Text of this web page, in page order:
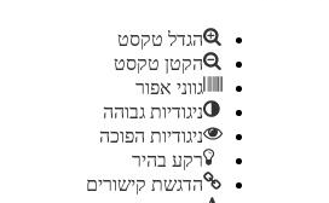
הגדל טקסט
הקטן טקסט
גווני אפור
ניגודיות גבוהה
ניגודיות הפוכה
רקע בהיר
הדגשת קישורים